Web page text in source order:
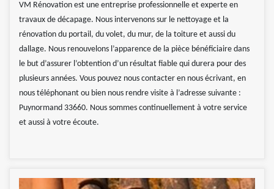
VM Rénovation est une entreprise professionnelle et experte en
travaux de décapage. Nous intervenons sur le nettoyage et la
rénovation du portail, du volet, du mur, de la toiture et aussi du
dallage. Nous renouvelons l’apparence de la pièce bénéficiaire dans
le but d’assurer l’obtention d’un résultat fiable qui durera pour des
plusieurs années. Vous pouvez nous contacter en nous écrivant, en
nous téléphonant ou bien nous rendre visite à l’adresse suivante :
Puynormand 33660. Nous sommes continuellement à votre service
et aussi à votre écoute.